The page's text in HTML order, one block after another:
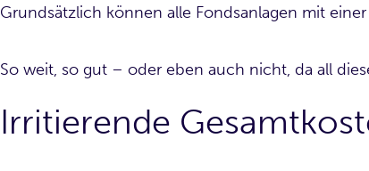
Grundsätzlich können alle Fondsanlagen mit
So weit, so gut – oder eben auch nicht, da all
Irritierende